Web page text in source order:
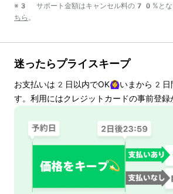
※3 サポート金額はキャンセル料の70%とな
ちら 。
迷ったらプライスキープ
お支払いは 2 日以内でOK🙆‍♀️いまから 2 日
す。利用にはクレジットカードの事前登録